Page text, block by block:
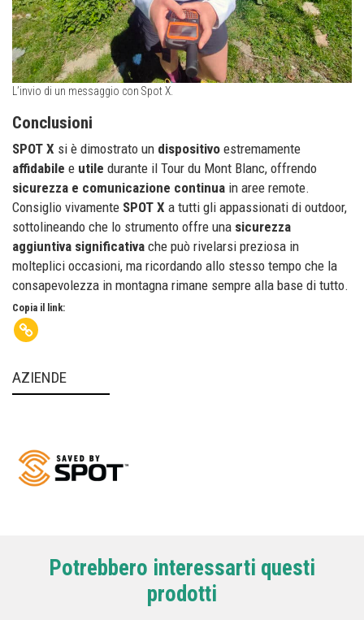
L’invio di un messaggio con Spot X.
Conclusioni
SPOT X si è dimostrato un dispositivo estremamente
affidabile e utile durante il Tour du Mont Blanc, offrendo
sicurezza e comunicazione continua in aree remote.
Consiglio vivamente SPOT X a tutti gli appassionati di outdoor,
sottolineando che lo strumento offre una sicurezza
aggiuntiva significativa che può rivelarsi preziosa in
molteplici occasioni, ma ricordando allo stesso tempo che la
consapevolezza in montagna rimane sempre alla base di tutto.
Copia il link:
AZIENDE
Potrebbero interessarti questi
prodotti